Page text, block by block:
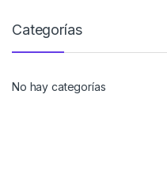
Categorías
No hay categorías